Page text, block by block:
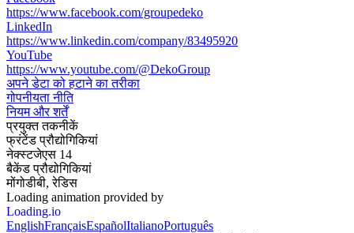
https://www.facebook.com/groupedeko
LinkedIn
https://www.linkedin.com/company/83495920
YouTube
https://www.youtube.com/@DekoGroup
अपने डेटा को हटाने का तरीका
गोपनीयता नीति
नियम और शर्तें
प्रयुक्त तकनीकें
फ्रंटेंड प्रौद्योगिकियां
नेक्स्टजेएस 14
बैकेंड प्रौद्योगिकियां
मोंगोडीबी, रेडिस
Loading animation provided by
Loading.io
EnglishFrançaisEspañolItalianoPortuguês